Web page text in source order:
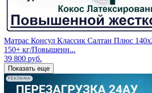
Матрас Консул Классик Салтан Плюс
150+ кг/Повышенн...
39 800 руб.
Показать еще
РЕКЛАМА